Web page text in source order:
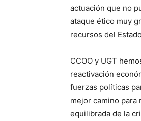
actuación que no
ataque ético muy
recursos del
CCOO y UGT
reactivación
fuerzas políticas
mejor camino para
equilibrada de la